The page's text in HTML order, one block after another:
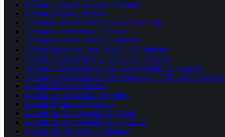
Apteka J. Ostafin, Zawada, Połaniec
Apteka Osobista, Staszów
Apteka Prolek Staszów, Galeria Staszowska
Apteka R. Szerłomska, Połaniec
Apteka Rodzinna Amber II, Staszów
Apteka Społeczna, Jana Pawła II 22, Staszów
Apteka T. Kasperkiewicz, Rynek 30, Staszów
Apteka T. Kasperkiewicz, ul. Jana Pawła II 23, Staszów
Apteka T. Kasperkiewicz, ul. Konstytucji 3 Maja 10c, Staszów
Apteka Zdrowie, Staszów
Apteka, os. Łokietka 1, Szydłów
Apteka, Rynek 11, Oleśnica
Apteka, ul. 11 Listopada 14, Osiek
Apteka, ul. 11 Listopada 76a, Staszów
Apteka, ul. Jędrusiów 3, Bogoria